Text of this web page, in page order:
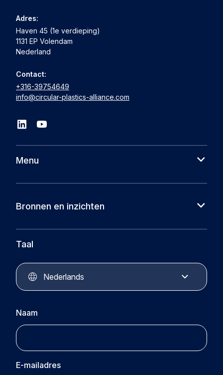
Adres:
Haven 45 (1e verdieping)
1131 EP Volendam
Nederland
Contact:
+316-39754649
info@circular-plastics-alliance.com
Menu
Over ons
Circular Plastics Foundation
Circular Plastics Products
Circular Plastics Academy
Contact
Bronnen en inzichten
Nieuws
Kennisbank
Taal
Nederlands
Naam
E-mailadres